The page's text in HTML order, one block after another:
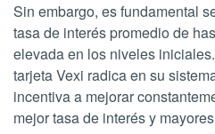
Sin embargo, es fundamental
tasa de interés promedio de
elevada en los niveles
tarjeta Vexi radica en su
incentiva a mejorar
mejor tasa de interés y